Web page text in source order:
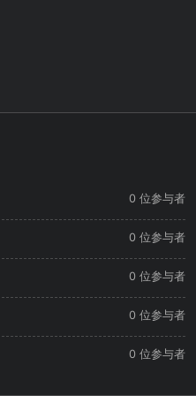
0 位参与者
0 位参与者
0 位参与者
0 位参与者
0 位参与者